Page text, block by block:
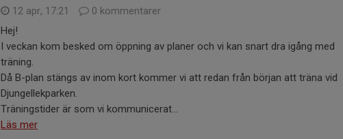
12 apr, 17:21
0 kommentarer
Hej!
I veckan kom besked om öppning av planer och vi kan snart dra igång med
träning.
Då B-plan stängs av inom kort kommer vi att redan från början att träna vid
Djungellekparken.
Träningstider är som vi kommunicerat...
Läs mer